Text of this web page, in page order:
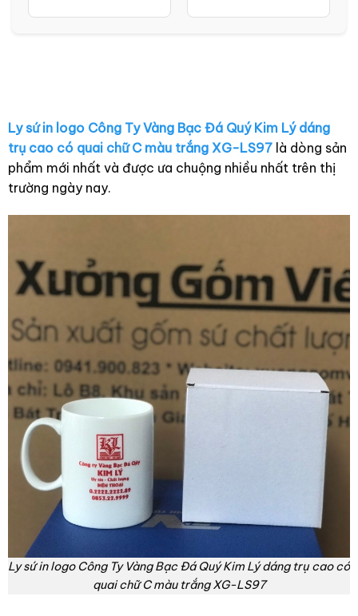
Ly sứ in logo Công Ty Vàng Bạc Đá Quý Kim Lý dáng
trụ cao có quai chữ C màu trắng XG-LS97 là dòng sản
phẩm mới nhất và được ưa chuộng nhiều nhất trên thị
trường ngày nay.
Ly sứ in logo Công Ty Vàng Bạc Đá Quý Kim Lý dáng trụ cao có
quai chữ C màu trắng XG-LS97